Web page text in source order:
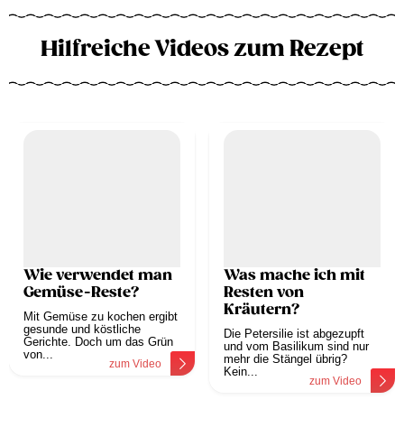
Hilfreiche Videos zum Rezept
Wie verwendet man
Gemüse-Reste?
Mit Gemüse zu kochen ergibt
gesunde und köstliche
Gerichte. Doch um das Grün
von...
zum Video
Was mache ich mit
Resten von
Kräutern?
Die Petersilie ist abgezupft
und vom Basilikum sind nur
mehr die Stängel übrig?
Kein...
zum Video